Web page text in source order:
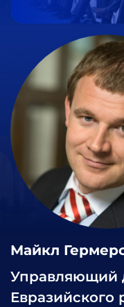
Майкл
Управляющий
Евразийского